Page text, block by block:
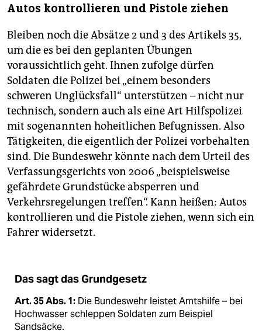
Autos kontrollieren und Pistole ziehen
Bleiben noch die Absätze 2 und 3 des Artikels 35,
um die es bei den geplanten Übungen
voraussichtlich geht. Ihnen zufolge dürfen
Soldaten die Polizei bei „einem besonders
schweren Unglücksfall“ unterstützen – nicht nur
technisch, sondern auch als eine Art Hilfspolizei
mit sogenannten hoheitlichen Befugnissen. Also
Tätigkeiten, die eigentlich der Polizei vorbehalten
sind. Die Bundeswehr könnte nach dem Urteil des
Verfassungsgerichts von 2006 „beispielsweise
gefährdete Grundstücke absperren und
Verkehrsregelungen treffen“. Kann heißen: Autos
kontrollieren und die Pistole ziehen, wenn sich ein
Fahrer widersetzt.
Das sagt das Grundgesetz
Art. 35 Abs. 1: Die Bundeswehr leistet Amtshilfe – bei
Hochwasser schleppen Soldaten zum Beispiel
Sandsäcke.